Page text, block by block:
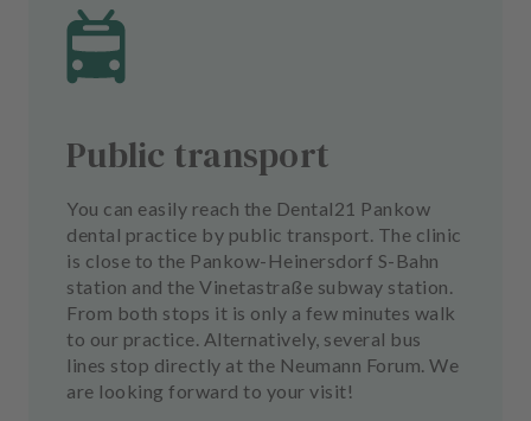
Public transport
You can easily reach the Dental21 Pankow
dental practice by public transport. The clinic
is close to the Pankow-Heinersdorf S-Bahn
station and the Vinetastraße subway station.
From both stops it is only a few minutes walk
to our practice. Alternatively, several bus
lines stop directly at the Neumann Forum. We
are looking forward to your visit!